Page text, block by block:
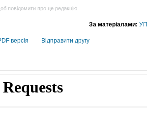
повідомити про це редакцію
За матеріалами: УП
версія Відправити другу